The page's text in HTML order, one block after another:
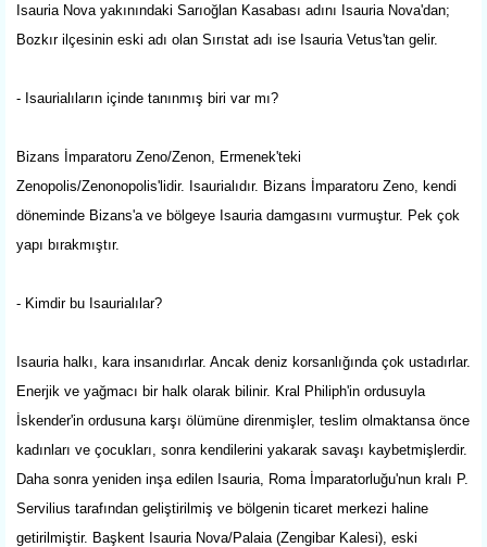
Isauria Nova yakınındaki Sarıoğlan Kasabası adını Isauria Nova'dan;
Bozkır ilçesinin eski adı olan Sırıstat adı ise Isauria Vetus'tan gelir.
- Isaurialıların içinde tanınmış biri var mı?
Bizans İmparatoru Zeno/Zenon, Ermenek'teki
Zenopolis/Zenonopolis'lidir. Isaurialıdır. Bizans İmparatoru Zeno, kendi
döneminde Bizans'a ve bölgeye Isauria damgasını vurmuştur. Pek çok
yapı bırakmıştır.
- Kimdir bu Isaurialılar?
Isauria halkı, kara insanıdırlar. Ancak deniz korsanlığında çok ustadırlar.
Enerjik ve yağmacı bir halk olarak bilinir. Kral Philiph'in ordusuyla
İskender'in ordusuna karşı ölümüne direnmişler, teslim olmaktansa önce
kadınları ve çocukları, sonra kendilerini yakarak savaşı kaybetmişlerdir.
Daha sonra yeniden inşa edilen Isauria, Roma İmparatorluğu'nun kralı P.
Servilius tarafından geliştirilmiş ve bölgenin ticaret merkezi haline
getirilmiştir. Başkent Isauria Nova/Palaia (Zengibar Kalesi), eski